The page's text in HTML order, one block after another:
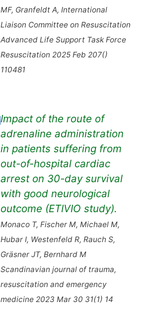
MF, Granfeldt A, International
Liaison Committee on Resuscitation
Advanced Life Support Task Force
Resuscitation 2025 Feb 207()
110481
Impact of the route of
adrenaline administration
in patients suffering from
out-of-hospital cardiac
arrest on 30-day survival
with good neurological
outcome (ETIVIO study).
Monaco T, Fischer M, Michael M,
Hubar I, Westenfeld R, Rauch S,
Gräsner JT, Bernhard M
Scandinavian journal of trauma,
resuscitation and emergency
medicine 2023 Mar 30 31(1) 14